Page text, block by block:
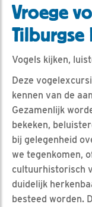
Vroege
Vogels kijken,
Deze
kennen van de
Gezamenlijk
bekeken,
bij gelegenheid
we tegenkomen,
cultuurhistorisch
duidelijk
besteed worden.